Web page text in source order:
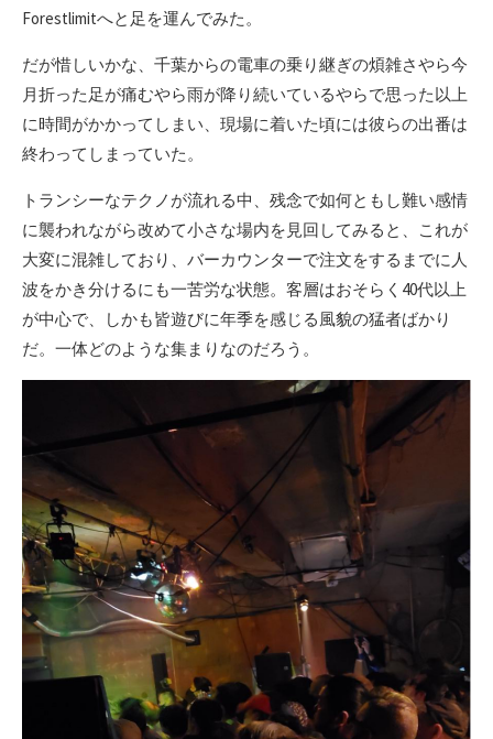
Forestlimitへと足を運んでみた。
だが惜しいかな、千葉からの電車の乗り継ぎの煩雑さやら今
月折った足が痛むやら雨が降り続いているやらで思った以上
に時間がかかってしまい、現場に着いた頃には彼らの出番は
終わってしまっていた。
トランシーなテクノが流れる中、残念で如何ともし難い感情
に襲われながら改めて小さな場内を見回してみると、これが
大変に混雑しており、バーカウンターで注文をするまでに人
波をかき分けるにも一苦労な状態。客層はおそらく40代以上
が中心で、しかも皆遊びに年季を感じる風貌の猛者ばかり
だ。一体どのような集まりなのだろう。